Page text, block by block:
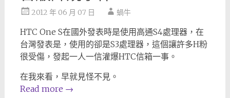
2012 年 06 月 07 日 蝸牛
HTC One S在國外發表時是使用高通S4處理器，在
台灣發表是，使用的卻是S3處理器，這個讓許多H粉
很受傷，發起一人一信灌爆HTC信箱一事。
在我來看，早就見怪不見。
Read more →